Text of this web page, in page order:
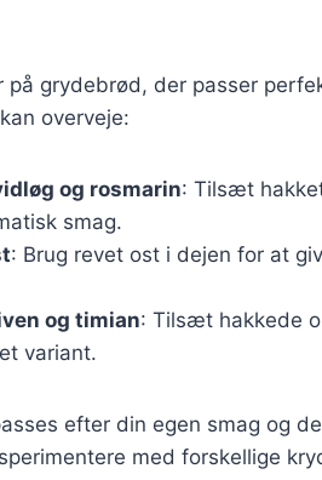
på grydebrød, der passer
overveje:
og rosmarin: Tilsæt
smag.
: Brug revet ost i dejen for at
og timian: Tilsæt hakkede
variant.
efter din egen smag og
med forskellige